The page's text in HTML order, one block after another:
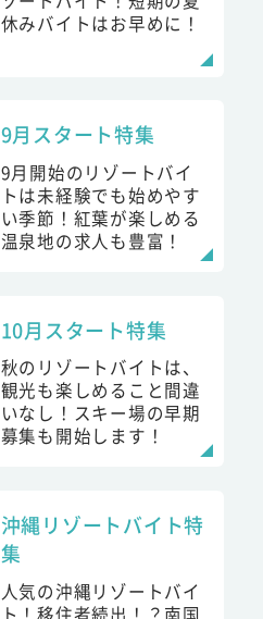
休みバイトはお早めに！
9月スタート特集
9月開始のリゾートバイ
トは未経験でも始めやす
い季節！紅葉が楽しめる
温泉地の求人も豊富！
10月スタート特集
秋のリゾートバイトは、
観光も楽しめること間違
いなし！スキー場の早期
募集も開始します！
沖縄リゾートバイト特
集
人気の沖縄リゾートバイ
ト！移住者続出！？南国